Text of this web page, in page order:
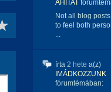
ÁHITAT
Not all blog
to feel both
...
írta 2 hete a(z)
IMÁDKOZZUNK
fórumtémában: